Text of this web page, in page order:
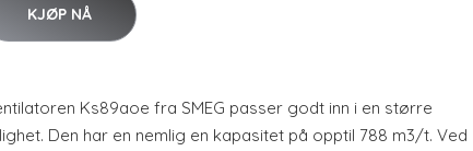
KJØP NÅ
Ks89aoe fra SMEG passer godt inn i en større
Den har en nemlig en kapasitet på opptil 788 m3/t. Ved